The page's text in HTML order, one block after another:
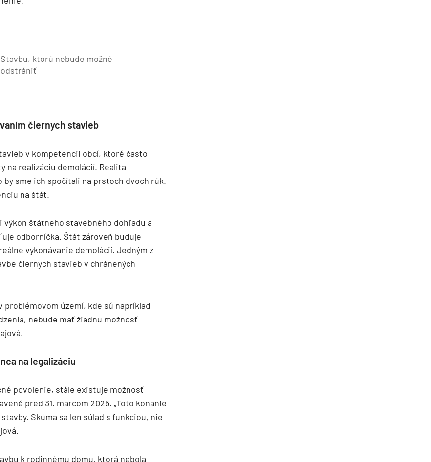
ktorú nebude možné
odstrániť
čiernych stavieb
v kompetencii obcí, ktoré často
na realizáciu demolácií. Realita
by sme ich spočítali na prstoch dvoch rúk.
na štát.
výkon štátneho stavebného dohľadu a
odborníčka. Štát zároveň buduje
vykonávanie demolácií. Jedným z
čiernych stavieb v chránených
problémovom území, kde sú napríklad
nebude mať žiadnu možnosť
na legalizáciu
povolenie, stále existuje možnosť
pred 31. marcom 2025. „Toto konanie
Skúma sa len súlad s funkciou, nie
k rodinnému domu, ktorá nebola